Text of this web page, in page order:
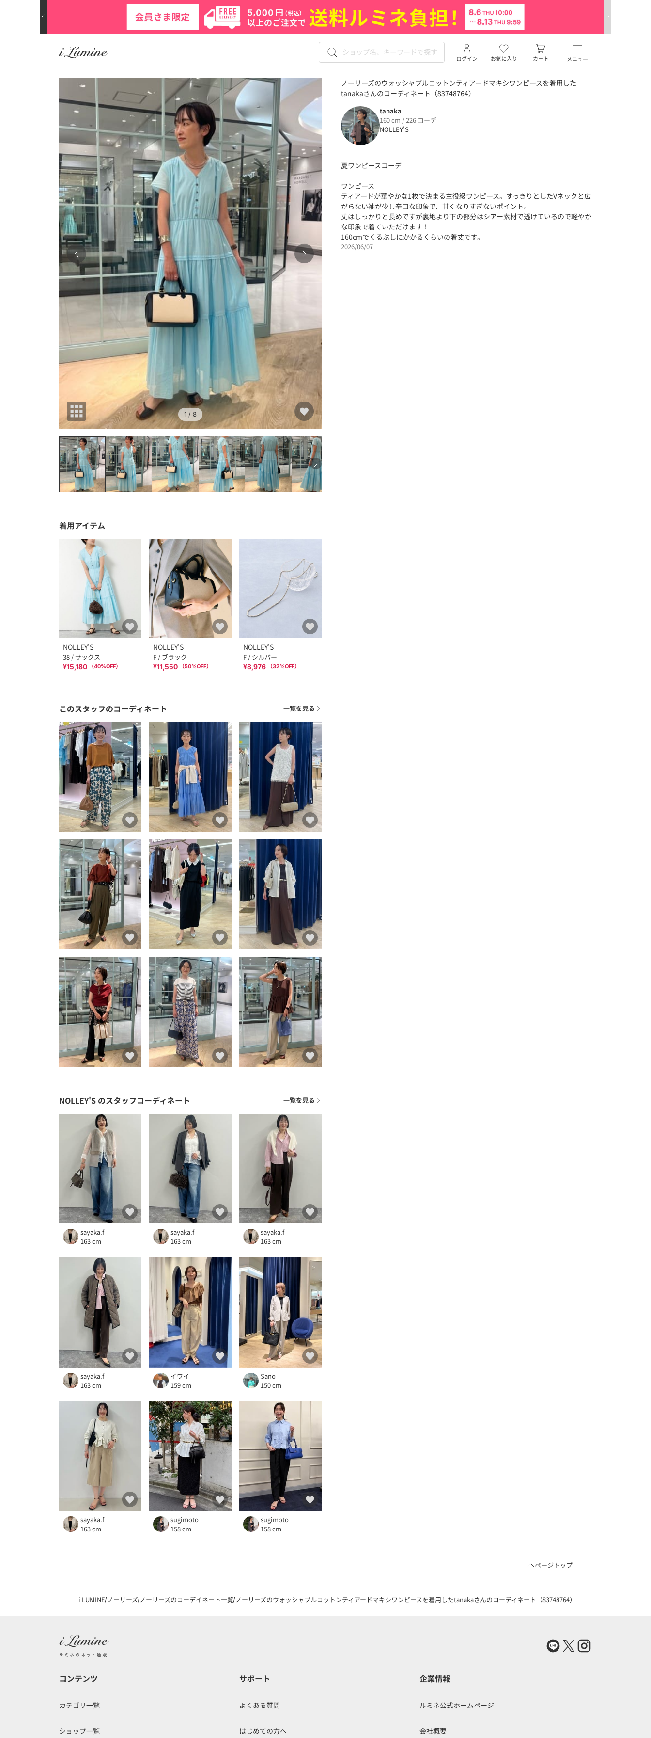
メニュー
お気に入り
ログイン カート
1 / 8
ノーリーズのウォッシャブルコットンティアードマキシワンピースを着用した
tanakaさんのコーディネート（83748764）
tanaka
160 cm / 226 コーデ
NOLLEY'S
夏ワンピースコーデ
ワンピース
ティアードが華やかな1枚で決まる主役級ワンピース。すっきりとしたVネックと広
がらない袖が少し辛口な印象で、甘くなりすぎないポイント。
丈はしっかりと長めですが裏地より下の部分はシアー素材で透けているので軽やか
な印象で着ていただけます！
160cmでくるぶしにかかるくらいの着丈です。
2026/06/07
着用アイテム
NOLLEY'S
38 / サックス
¥15,180 （40%OFF）
NOLLEY'S
F / ブラック
¥11,550 （50%OFF）
NOLLEY'S
F / シルバー
¥8,976 （32%OFF）
このスタッフのコーディネート 一覧を見る
NOLLEY'S のスタッフコーディネート 一覧を見る
sayaka.f
163 cm
sayaka.f
163 cm
sayaka.f
163 cm
sayaka.f
163 cm
イワイ
159 cm
Sano
150 cm
sayaka.f
163 cm
sugimoto
158 cm
sugimoto
158 cm
ページトップ
i LUMINE ノーリーズ ノーリーズのコーデイネート一覧ノーリーズのウォッシャブルコットンティアードマキシワンピースを着用したtanakaさんのコーディネート（83748764）
コンテンツ
カテゴリ一覧
ショップ一覧
サポート
よくある質問
はじめての方へ
企業情報
ルミネ公式ホームページ
会社概要